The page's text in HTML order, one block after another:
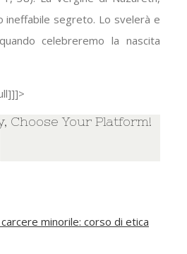
ineffabile segreto. Lo svelerà e
celebreremo la nascita
Choose Your Platform!